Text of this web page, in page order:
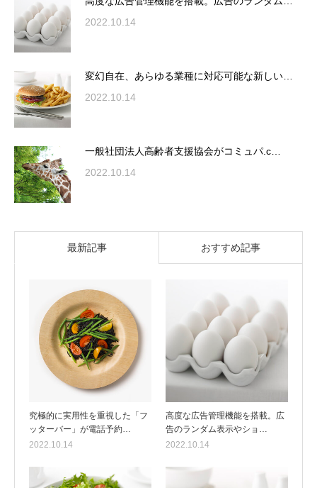
2022.10.14
変幻自在、あらゆる業種に対応可能な新しい…
2022.10.14
一般社団法人高齢者支援協会がコミュパ.c…
2022.10.14
最新記事 おすすめ記事
究極的に実用性を重視した「フ
ッターバー」が電話予約…
2022.10.14
高度な広告管理機能を搭載。広
告のランダム表示やショ…
2022.10.14